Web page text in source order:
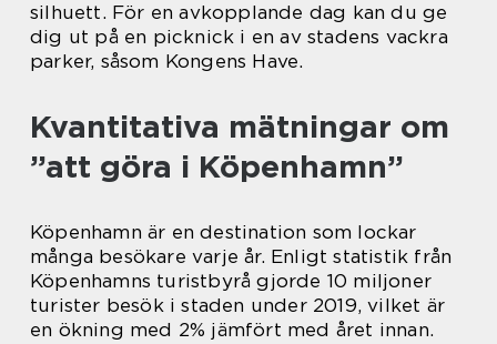
silhuett. För en avkopplande dag kan du ge
dig ut på en picknick i en av stadens vackra
parker, såsom Kongens Have.
Kvantitativa mätningar om
”att göra i Köpenhamn”
Köpenhamn är en destination som lockar
många besökare varje år. Enligt statistik från
Köpenhamns turistbyrå gjorde 10 miljoner
turister besök i staden under 2019, vilket är
en ökning med 2% jämfört med året innan.